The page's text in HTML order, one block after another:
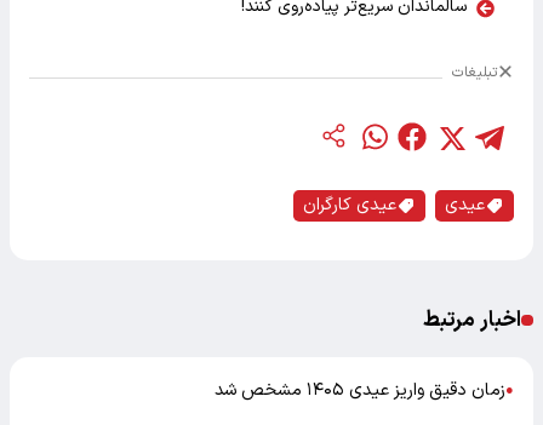
سالماندان سریع‌تر پیاده‌روی کنند!
تبلیغات
عیدی عیدی کارگران
اخبار مرتبط
●زمان دقیق واریز عیدی ۱۴۰۵ مشخص شد